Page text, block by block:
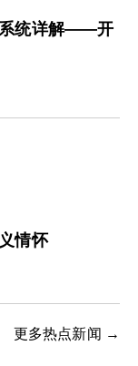
系统详解——开
情怀
更多热点新闻 →